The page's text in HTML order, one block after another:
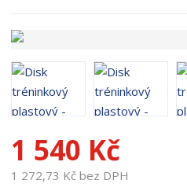
p
o
d
u
t
:
1 540 Kč
1 272,73 Kč bez DPH